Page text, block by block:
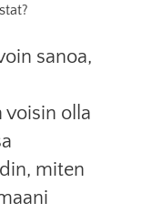
sanoa,
voisin olla
miten